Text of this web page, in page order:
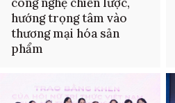
hướng trọng tâm vào
thương mại hóa sản
phẩm